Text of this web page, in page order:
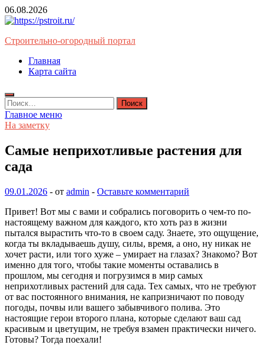
Перейти
к
06.08.2026
Строительно-огородный портал
Главная
Карта сайта
Найти:
Главное меню
На заметку
Самые неприхотливые растения для
сада
09.01.2026 - от admin - Оставьте комментарий
Привет! Вот мы с вами и собрались поговорить о чем-то по-
настоящему важном для каждого, кто хоть раз в жизни
пытался вырастить что-то в своем саду. Знаете, это ощущение,
когда ты вкладываешь душу, силы, время, а оно, ну никак не
хочет расти, или того хуже – умирает на глазах? Знакомо? Вот
именно для того, чтобы такие моменты оставались в
прошлом, мы сегодня и погрузимся в мир самых
неприхотливых растений для сада. Тех самых, что не требуют
от вас постоянного внимания, не капризничают по поводу
погоды, почвы или вашего забывчивого полива. Это
настоящие герои второго плана, которые сделают ваш сад
красивым и цветущим, не требуя взамен практически ничего.
Готовы? Тогда поехали!